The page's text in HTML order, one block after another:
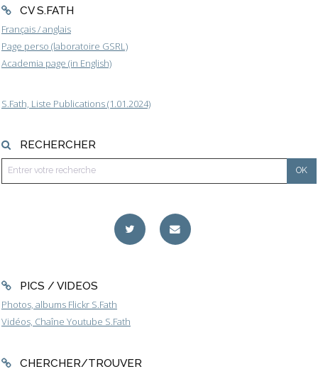
CV S.FATH
Français / anglais
Page perso (laboratoire GSRL)
Academia page (in English)
S.Fath, Liste Publications (1.01.2024)
RECHERCHER
PICS / VIDEOS
Photos, albums Flickr S.Fath
Vidéos, Chaîne Youtube S.Fath
CHERCHER/TROUVER